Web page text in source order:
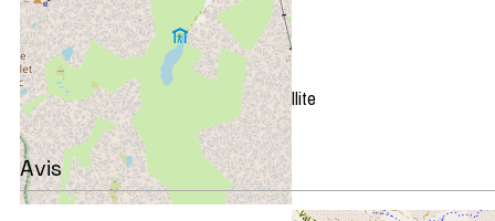
+−
OpenStreetMap
Satellite
Leaflet|©OpenStreetMap
Avis